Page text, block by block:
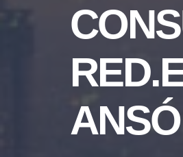
ANSÓ